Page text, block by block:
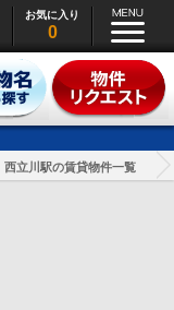
お気に入り
0
西立川駅の賃貸物件一覧